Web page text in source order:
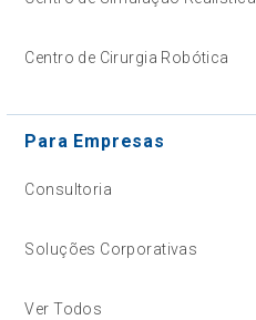
Centro de Cirurgia Robótica
Para Empresas
Consultoria
Soluções Corporativas
Ver Todos